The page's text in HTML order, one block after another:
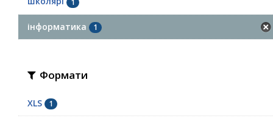
інформатика 1
Формати
XLS 1